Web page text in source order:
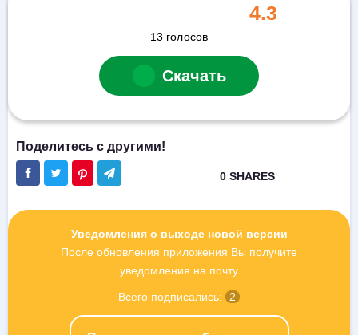
4.3
13 голосов
Скачать
Уведомления о выходе новой версии
После обновления приложения Вы получите
уведомления на почту
Всего подписались: 2